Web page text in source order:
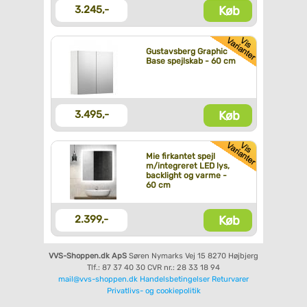
3.245,- Køb
Gustavsberg Graphic
Base spejlskab - 60 cm
3.495,- Køb
Mie firkantet spejl
m/integreret LED lys,
backlight og varme -
60 cm
2.399,- Køb
VVS-Shoppen.dk ApS Søren Nymarks Vej 15 8270 Højbjerg
Tlf.: 87 37 40 30 CVR nr.: 28 33 18 94
mail@vvs-shoppen.dk Handelsbetingelser Returvarer
Privatlivs- og cookiepolitik